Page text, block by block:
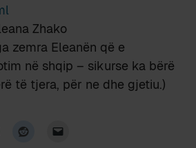
Zhako
zemra Eleanën që e
në shqip – sikurse ka bërë
të tjera, për ne dhe gjetiu.)